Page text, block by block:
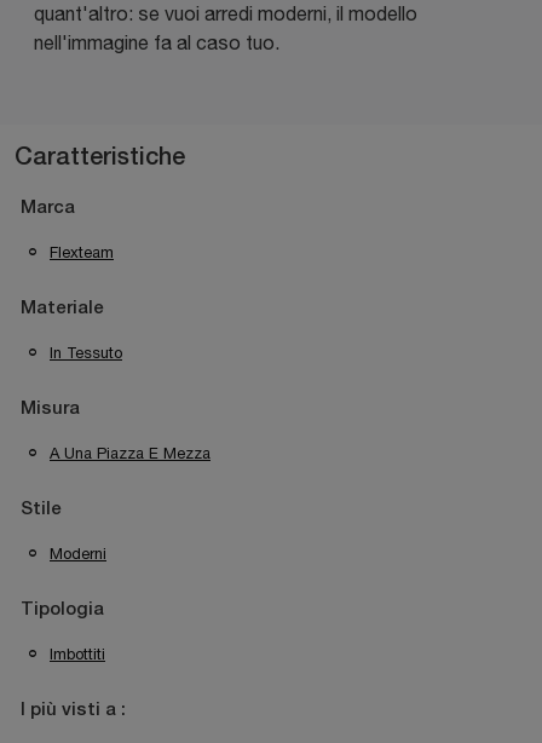
quant'altro: se vuoi arredi moderni, il modello
nell'immagine fa al caso tuo.
Caratteristiche
Marca
Flexteam
Materiale
In Tessuto
Misura
A Una Piazza E Mezza
Stile
Moderni
Tipologia
Imbottiti
I più visti a :